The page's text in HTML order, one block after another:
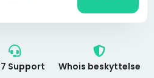
Support Whois beskyttelse